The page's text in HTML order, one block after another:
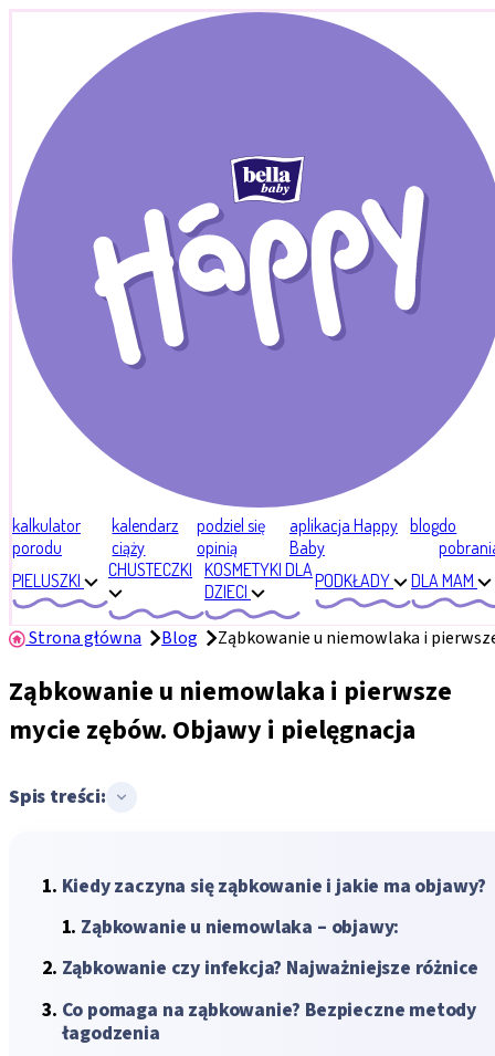
kalkulator
porodu
kalendarz
ciąży
podziel się
opinią
aplikacja Happy
Baby
blogdo
PIELUSZKI
CHUSTECZKI KOSMETYKI DLA
DZIECI
PODKŁADY DLA MAM
Strona główna Blog Ząbkowanie u niemowlaka i
Ząbkowanie u niemowlaka i pierwsze
mycie zębów. Objawy i pielęgnacja
Spis treści:
Kiedy zaczyna się ząbkowanie i jakie ma objawy?
Ząbkowanie u niemowlaka – objawy:
Ząbkowanie czy infekcja? Najważniejsze różnice
Co pomaga na ząbkowanie? Bezpieczne metody
łagodzenia